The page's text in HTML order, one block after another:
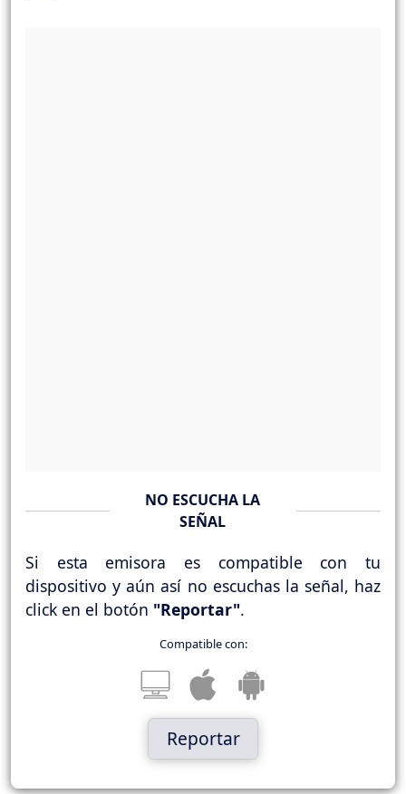
NO ESCUCHA LA
SEÑAL
Si esta emisora es compatible con tu
dispositivo y aún así no escuchas la señal, haz
click en el botón "Reportar".
Compatible con:
Reportar